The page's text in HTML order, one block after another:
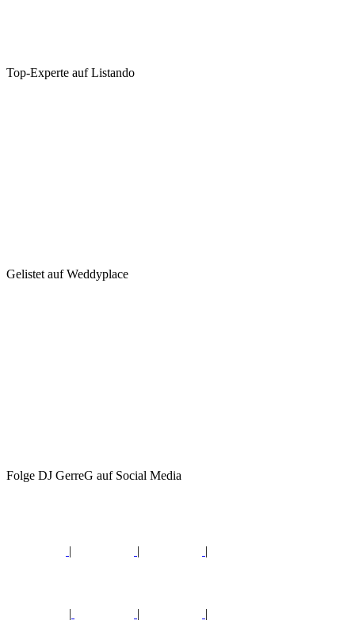
Top-Experte auf Listando
Gelistet auf Weddyplace
Folge DJ GerreG auf Social Media
| | |
| |
|